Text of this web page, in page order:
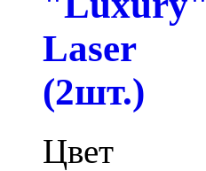
Laser
(2шт.)
Цвет